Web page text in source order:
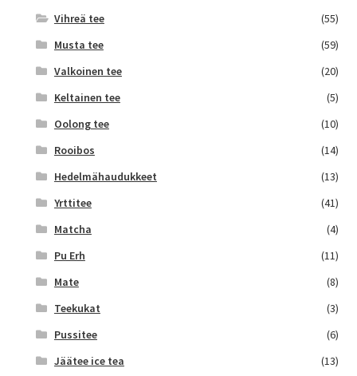
Vihreä tee
(55)
Musta tee
(59)
Valkoinen tee
(20)
Keltainen tee
(5)
Oolong tee
(10)
Rooibos
(14)
Hedelmähaudukkeet
(13)
Yrttitee
(41)
Matcha
(4)
Pu Erh
(11)
Mate
(8)
Teekukat
(3)
Pussitee
(6)
Jäätee ice tea
(13)